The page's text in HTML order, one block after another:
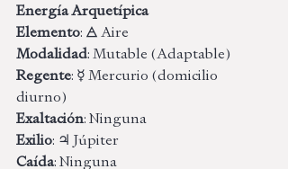
Energía Arquetípica
Elemento: 🜁 Aire
Modalidad: Mutable (Adaptable)
Regente: ☿ Mercurio (domicilio
diurno)
Exaltación: Ninguna
Exilio: ♃ Júpiter
Caída: Ninguna